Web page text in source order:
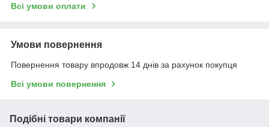
Всі умови оплати
Умови повернення
Повернення товару впродовж 14 днів за рахунок покупця
Всі умови повернення
Подібні товари компанії